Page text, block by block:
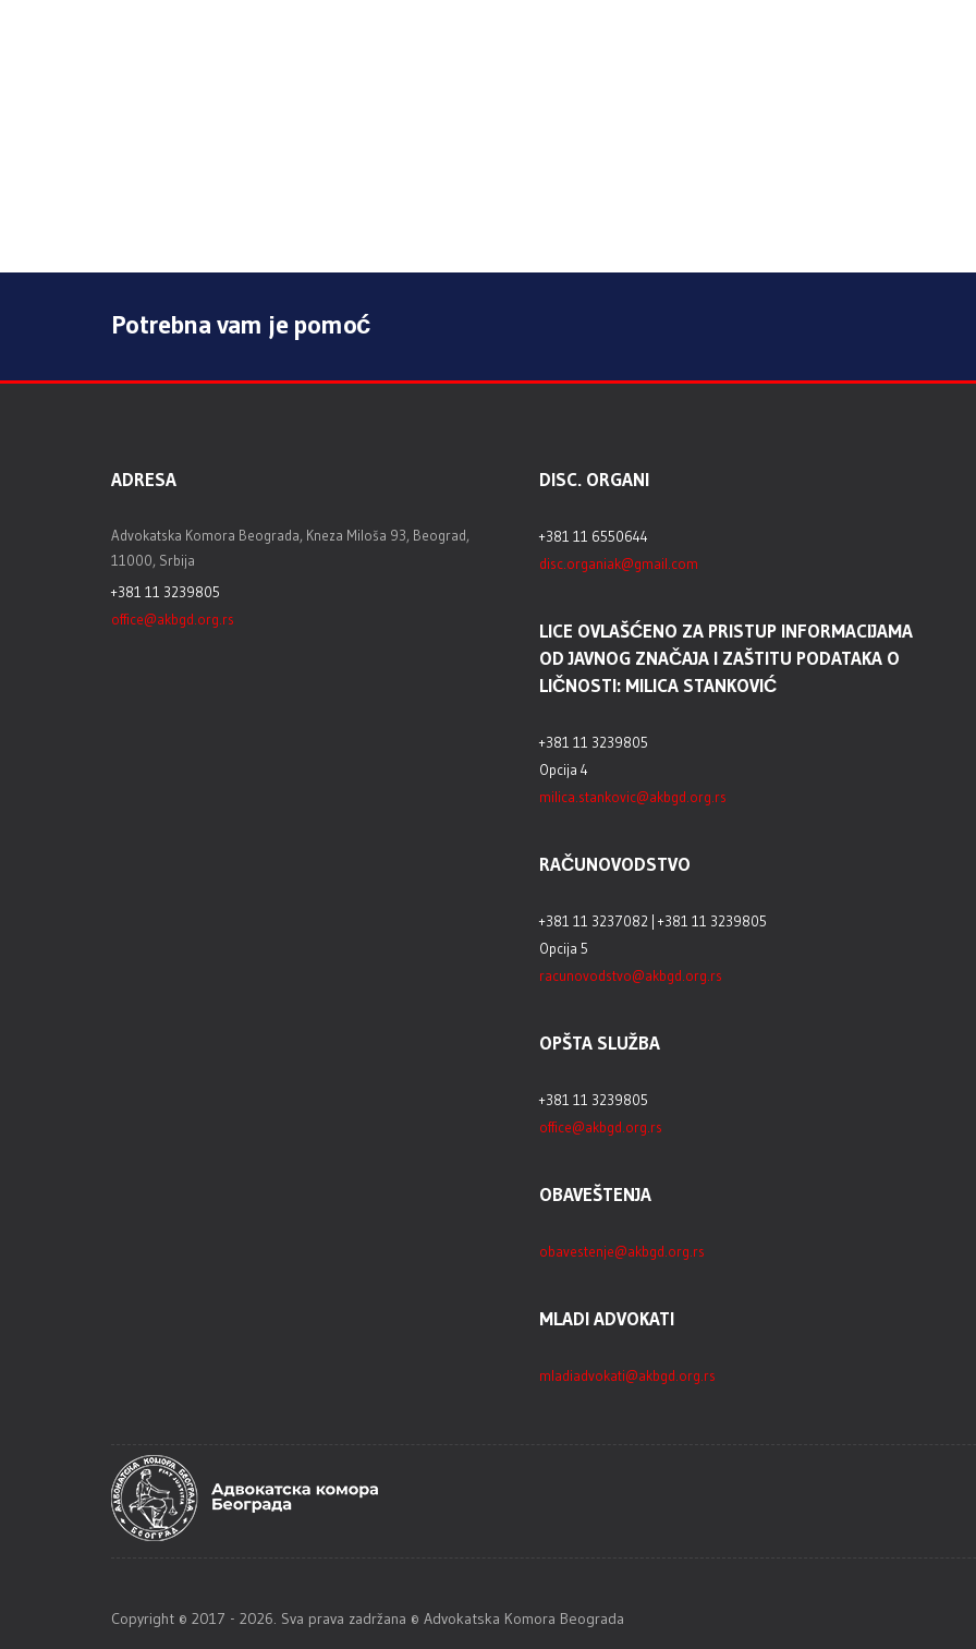
Potrebna vam je pomoć
ADRESA
Advokatska Komora Beograda, Kneza Miloša 93, Beograd,
11000, Srbija
+381 11 3239805
office@akbgd.org.rs
DISC. ORGANI
+381 11 6550644
disc.organiak@gmail.com
LICE OVLAŠĆENO ZA PRISTUP INFORMACIJAMA
OD JAVNOG ZNAČAJA I ZAŠTITU PODATAKA O
LIČNOSTI: MILICA STANKOVIĆ
+381 11 3239805
Opcija 4
milica.stankovic@akbgd.org.rs
RAČUNOVODSTVO
+381 11 3237082 | +381 11 3239805
Opcija 5
racunovodstvo@akbgd.org.rs
OPŠTA SLUŽBA
+381 11 3239805
office@akbgd.org.rs
OBAVEŠTENJA
obavestenje@akbgd.org.rs
MLADI ADVOKATI
mladiadvokati@akbgd.org.rs
Copyright © 2017 - 2026. Sva prava zadržana © Advokatska Komora Beograda